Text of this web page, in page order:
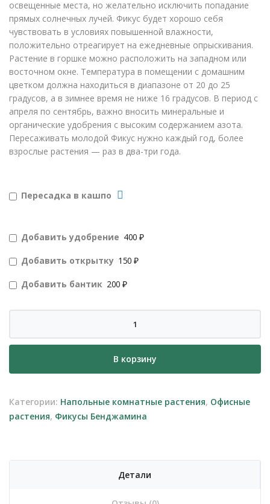
освещенные места, но желательно исключить попадание
прямых солнечных лучей. Фикус будет хорошо себя
чувствовать в условиях повышенной влажности,
положительно отреагирует на ежедневные опрыскивания.
Растение в горшке можно расположить на западном или
восточном окне. Температура в помещении с домашним
цветком должна находиться в диапазоне от 20 до 25
градусов, а в зимнее время не ниже 16 градусов. В период с
апреля по сентябрь, важно вносить минеральные и
органические удобрения с высоким содержанием азота.
Пересаживать молодой Фикус нужно каждый год, более
взрослые растения — раз в два-три года.
Пересадка в кашпо
Добавить удобрение 400 ₽
Добавить открытку 150 ₽
Добавить бантик 200 ₽
Фикус
штамб
спираль
В корзину
Категории: Напольные комнатные растения, Офисные
растения, Фикусы Бенджамина
Детали